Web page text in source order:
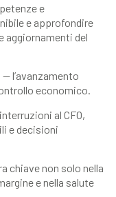
e
e approfondire
aggiornamenti del
l’avanzamento
economico.
al CFO,
e decisioni
chiave non solo nella
e nella salute